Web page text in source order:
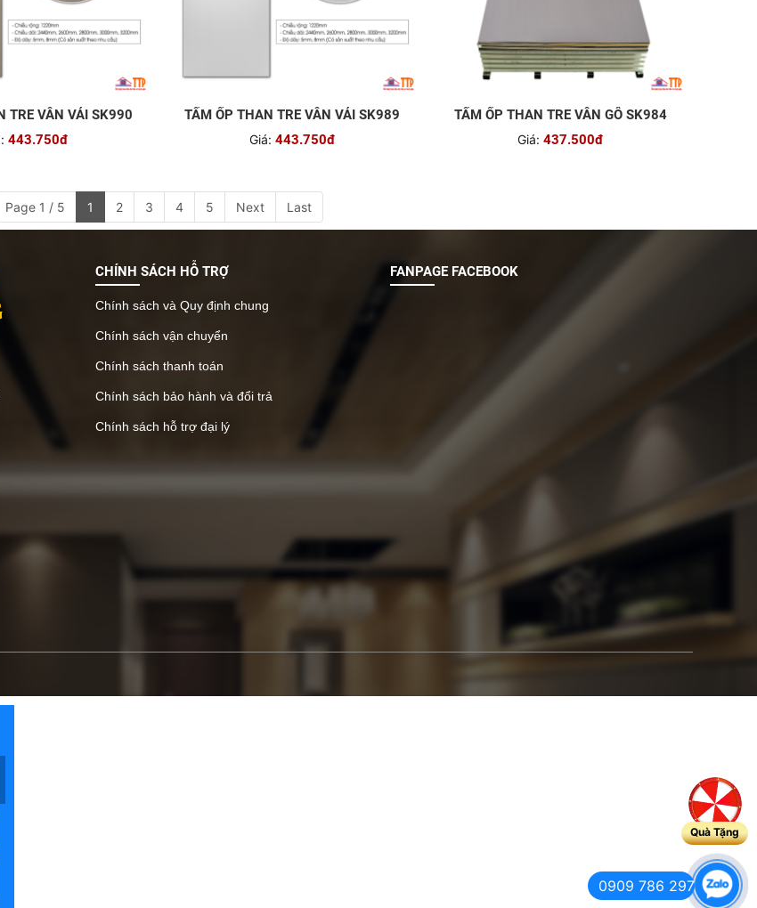
TRE VÂN VẢI SK990
443.750đ
TẤM ỐP THAN TRE VÂN VẢI SK989
Giá: 443.750đ
TẤM ỐP THAN TRE VÂN GỖ SK984
Giá: 437.500đ
Page 1 / 5 1 2 3 4 5 Next Last
CHÍNH SÁCH HỖ TRỢ
Chính sách và Quy định chung
Chính sách vận chuyển
Chính sách thanh toán
Chính sách bảo hành và đổi trả
Chính sách hỗ trợ đại lý
FANPAGE FACEBOOK
Quà Tặng
0909 786 297